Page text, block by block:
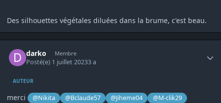
Des silhouettes végétales diluées dans la brume, c'est beau.
darko Membre
Posté(e) 1 juillet 20233 a
AUTEUR
merci @Nikita @Bclaude57 @Jiheme04
@M-clik29